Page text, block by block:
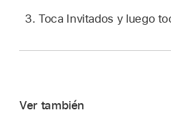
Toca Invitados y luego
Ver también